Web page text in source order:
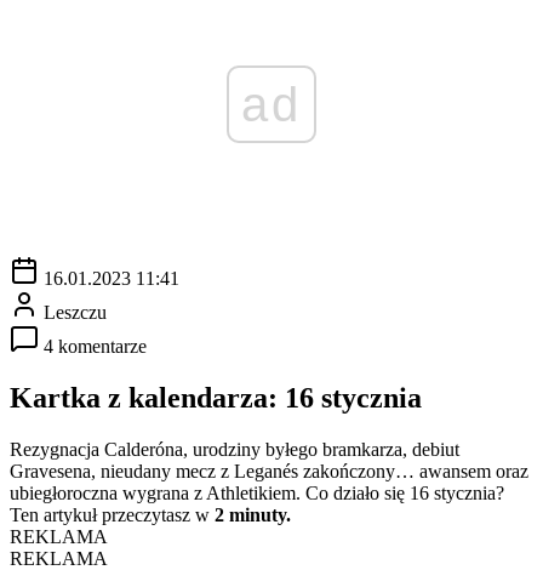
ad
16.01.2023 11:41
Leszczu
4 komentarze
Kartka z kalendarza: 16 stycznia
Rezygnacja Calderóna, urodziny byłego bramkarza, debiut
Gravesena, nieudany mecz z Leganés zakończony… awansem oraz
ubiegłoroczna wygrana z Athletikiem. Co działo się 16 stycznia?
Ten artykuł przeczytasz w 2 minuty.
REKLAMA
REKLAMA